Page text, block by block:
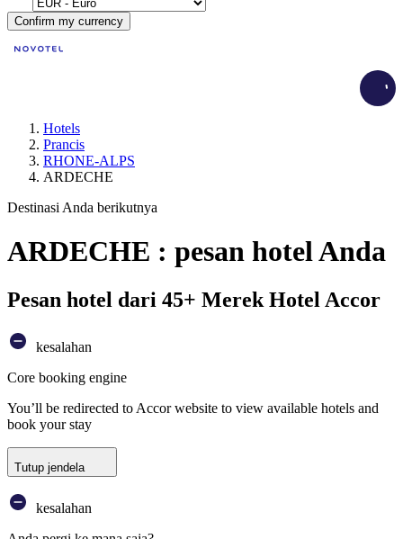
Confirm my currency
Hotels
Prancis
RHONE-ALPS
ARDECHE
Destinasi Anda berikutnya
ARDECHE : pesan hotel Anda
Pesan hotel dari 45+ Merek Hotel Accor
kesalahan
Core booking engine
You’ll be redirected to Accor website to view available hotels and
book your stay
Tutup jendela
kesalahan